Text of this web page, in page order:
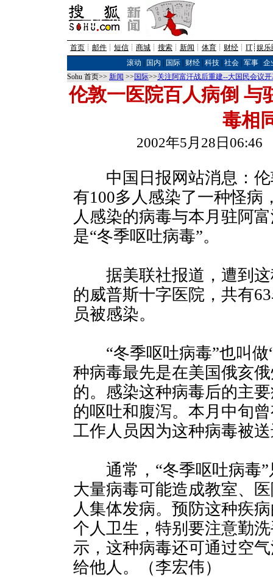
首页 ┊ 邮件 ┊ 短信 ┊ 商城 ┊ 搜索 ┊ 新闻 ┊ 体育 ┊ 财经 ┊ IT┊ 娱乐
滚动
国内 国际| 财经| 科技| 社会| 军事| 企
Sohu 首页>> 新闻 >> 国际>>关注阿富汗战后重建--大国民会议
伦敦一医院百人病倒 与
毒相
2002年5月28日
中国日报网站消息：伦
有100多人感染了一种怪病
人感染的病毒与本月驻阿
是“冬季呕吐病毒”。
据美联社报道，遭到这
的威普斯十字医院，共有
员被感染。
“冬季呕吐病毒”也叫做
种病毒最先是在美国俄亥
的。感染这种病毒后的主
的呕吐和腹泻。本月中旬
工作人员因为这种病毒被
通常，“冬季呕吐病毒”
大量病毒可能造成教室、
人集体发病。预防这种疾
个人卫生，特别要注意勤
示，这种病毒还可通过空
给他人。（李宏伟）